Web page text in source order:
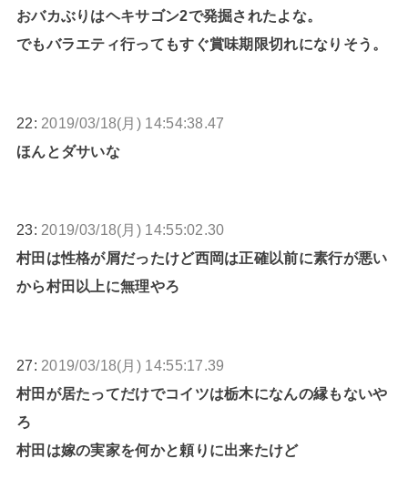
おバカぶりはヘキサゴン2で発掘されたよな。
でもバラエティ行ってもすぐ賞味期限切れになりそう。
22: 2019/03/18(月) 14:54:38.47
ほんとダサいな
23: 2019/03/18(月) 14:55:02.30
村田は性格が屑だったけど西岡は正確以前に素行が悪い
から村田以上に無理やろ
27: 2019/03/18(月) 14:55:17.39
村田が居たってだけでコイツは栃木になんの縁もないや
ろ
村田は嫁の実家を何かと頼りに出来たけど